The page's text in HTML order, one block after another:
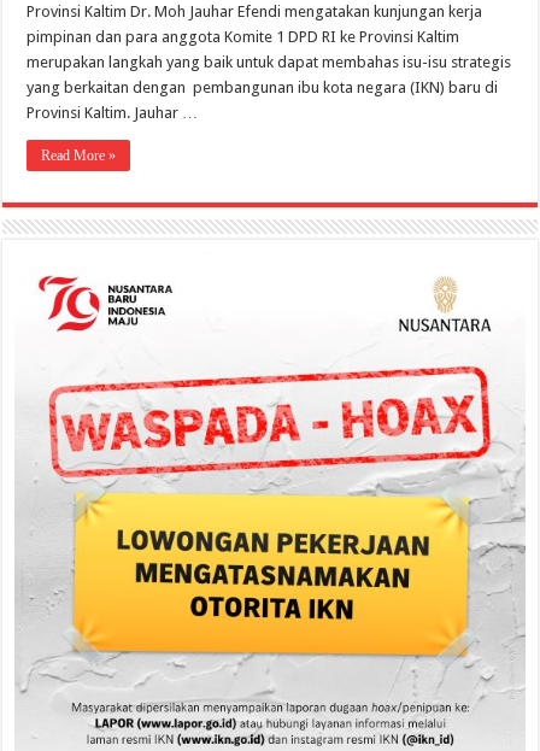
Provinsi Kaltim Dr. Moh Jauhar Efendi mengatakan kunjungan kerja
pimpinan dan para anggota Komite 1 DPD RI ke Provinsi Kaltim
merupakan langkah yang baik untuk dapat membahas isu-isu strategis
yang berkaitan dengan pembangunan ibu kota negara (IKN) baru di
Provinsi Kaltim. Jauhar …
Read More »